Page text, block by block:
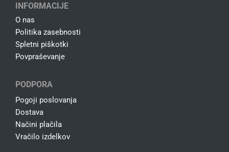
INFORMACIJE
O nas
Politika zasebnosti
Spletni piškotki
Povpraševanje
PODPORA
Pogoji poslovanja
Dostava
Načini plačila
Vračilo izdelkov